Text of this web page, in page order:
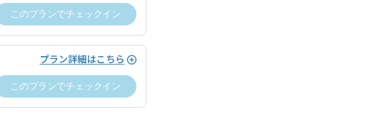
このプランでチェックイン
プラン詳細はこちら
このプランでチェックイン